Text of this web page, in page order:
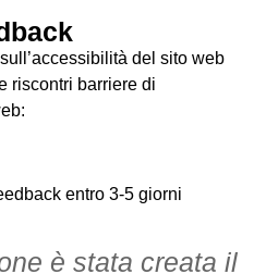
del sito web
riscontri barriere di
entro 3-5 giorni
è stata creata il